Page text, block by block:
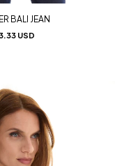
BALI JEAN
USD